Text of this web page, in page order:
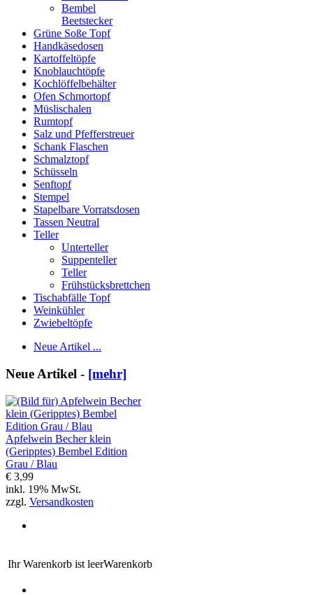
Bembel
Beetstecker
Grüne Soße Topf
Handkäsedosen
Kartoffeltöpfe
Knoblauchtöpfe
Kochlöffelbehälter
Ofen Schmortopf
Müslischalen
Rumtopf
Salz und Pfefferstreuer
Schank Flaschen
Schmalztopf
Schüsseln
Senftopf
Stempel
Stapelbare Vorratsdosen
Tassen Neutral
Teller
Unterteller
Suppenteller
Teller
Frühstücksbrettchen
Tischabfälle Topf
Weinkühler
Zwiebeltöpfe
Neue Artikel ...
Neue Artikel - [mehr]
Apfelwein Becher klein
(Geripptes) Bembel Edition
Grau / Blau
€ 3,99
inkl. 19% MwSt.
zzgl. Versandkosten
Ihr Warenkorb ist leerWarenkorb